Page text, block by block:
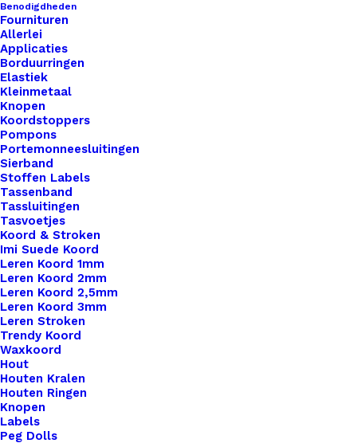
Benodigdheden
Fournituren
Allerlei
Applicaties
Borduurringen
Elastiek
Kleinmetaal
Knopen
Koordstoppers
Pompons
Portemonneesluitingen
Sierband
Stoffen Labels
Tassenband
Tassluitingen
Tasvoetjes
Koord & Stroken
Imi Suede Koord
Leren Koord 1mm
Leren Koord 2mm
Leren Koord 2,5mm
Leren Koord 3mm
Leren Stroken
Trendy Koord
Waxkoord
Hout
Houten Kralen
Houten Ringen
Knopen
Labels
Peg Dolls
Metaal Veterklem 3mm Zilver (Nikkelvrij)
€0,15